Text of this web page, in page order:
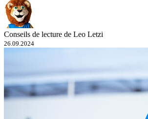
Conseils de lecture de Leo Letzi
26.09.2024